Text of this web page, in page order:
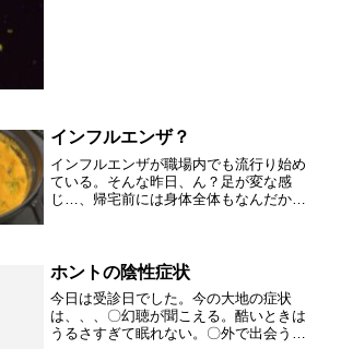
インフルエンザ？
インフルエンザが職場内でも流行り始め
ている。そんな昨日、ん？足が変な感
じ…、帰宅前には身体全体もなんだか変
休めない！インフルエンザなん...
ホントの陰性症状
今日は受診日でした。今の大地の症状
は、、、〇幻聴が聞こえる。酷いときは
うるさすぎて眠れない。〇外で出会う人